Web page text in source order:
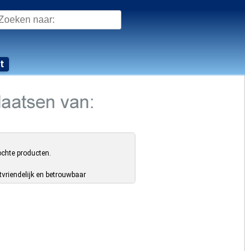
producten.
en betrouwbaar